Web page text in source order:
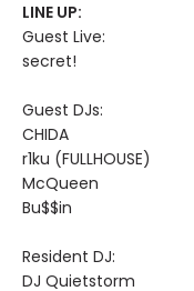
LINE UP:
Guest Live:
secret!
Guest DJs:
CHIDA
r1ku (FULLHOUSE)
McQueen
Bu$$in
Resident DJ:
DJ Quietstorm